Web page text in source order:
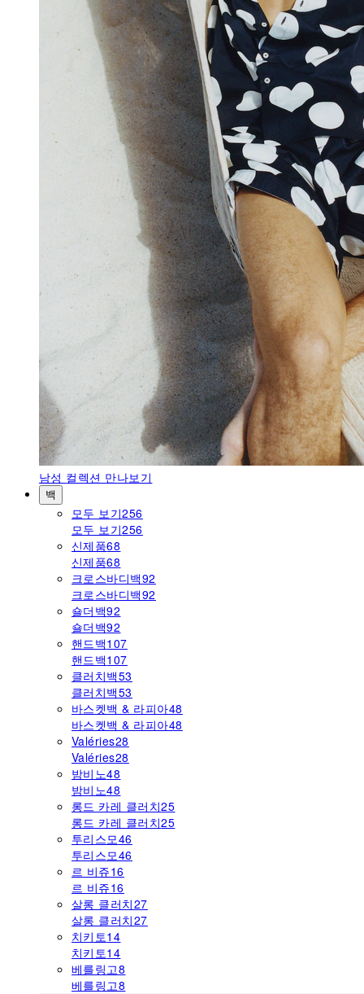
남성 컬렉션 만나보기
백
모두 보기256
모두 보기256
신제품68
신제품68
크로스바디백92
크로스바디백92
숄더백92
숄더백92
핸드백107
핸드백107
클러치백53
클러치백53
바스켓백 & 라피아48
바스켓백 & 라피아48
Valéries28
Valéries28
밤비노48
밤비노48
롱드 카레 클러치25
롱드 카레 클러치25
투리스모46
투리스모46
르 비쥬16
르 비쥬16
살롱 클러치27
살롱 클러치27
치키토14
치키토14
베를링고8
베를링고8